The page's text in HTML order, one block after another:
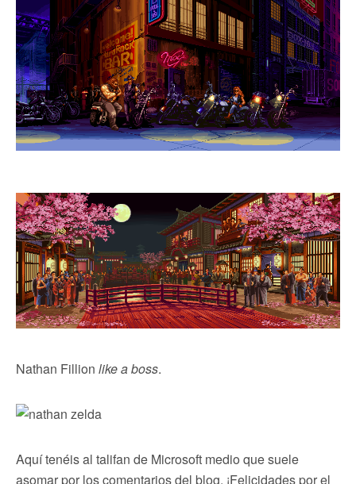
Nathan Fillion like a boss.
Aquí tenéis al talifan de Microsoft medio que suele
asomar por los comentarios del blog. ¡Felicidades por el